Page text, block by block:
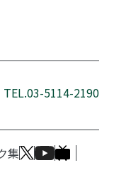
TEL.03-5114-2190
集